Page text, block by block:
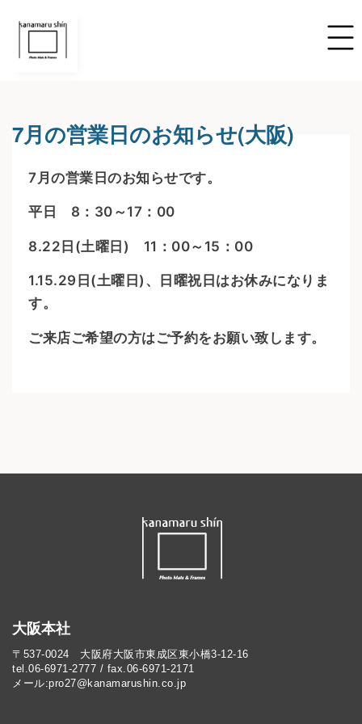
7月の営業日のお知らせ(大阪)
7月の営業日のお知らせです。
平日 8：30～17：00
8.22日(土曜日) 11：00～15：00
1.15.29日(土曜日)、日曜祝日はお休みになりま
す。
ご来店ご希望の方はご予約をお願い致します。
大阪本社
〒537-0024 大阪府大阪市東成区東小橋3-12-16
tel.06-6971-2777 / fax.06-6971-2171
メール:pro27@kanamarushin.co.jp​